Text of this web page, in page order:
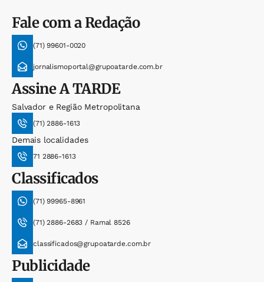
Fale com a Redação
(71) 99601-0020
jornalismoportal@grupoatarde.com.br
AssineA TARDE
Salvador e Região Metropolitana
(71) 2886-1613
Demais localidades
71 2886-1613
Classificados
(71) 99965-8961
(71) 2886-2683 / Ramal 8526
classificados@grupoatarde.com.br
Publicidade